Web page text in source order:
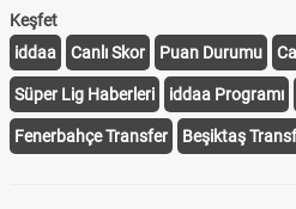
Keşfet
iddaa
Canlı Skor Puan Durumu
Süper Lig Haberleri iddaa Programı
Fenerbahçe Transfer Beşiktaş